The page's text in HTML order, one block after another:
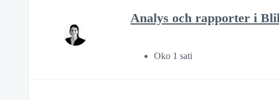
Analys och rapporter i
Oko 1 sati